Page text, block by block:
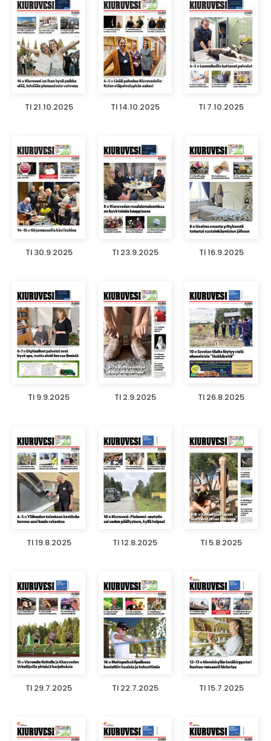
TI 21.10.2025 TI 14.10.2025 TI 7.10.2025
TI 30.9.2025 TI 23.9.2025 TI 16.9.2025
TI 9.9.2025 TI 2.9.2025 TI 26.8.2025
TI 19.8.2025 TI 12.8.2025 TI 5.8.2025
TI 29.7.2025 TI 22.7.2025 TI 15.7.2025